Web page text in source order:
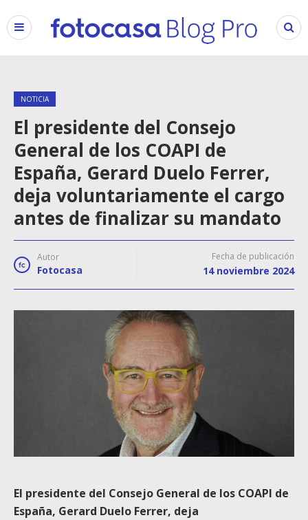
NOTICIA
El presidente del Consejo
General de los COAPI de
España, Gerard Duelo Ferrer,
deja voluntariamente el cargo
antes de finalizar su mandato
Autor
Fotocasa
Fecha de publicación
14 noviembre 2024
El presidente del Consejo General de los COAPI de
España, Gerard Duelo Ferrer, deja